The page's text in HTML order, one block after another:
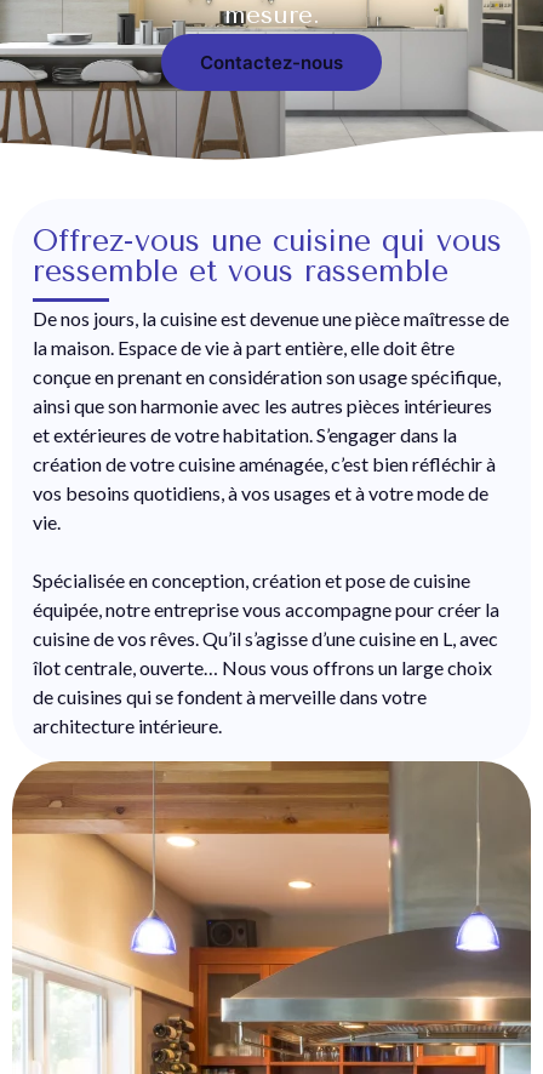
mesure.
Contactez-nous
Offrez-vous une cuisine qui vous
ressemble et vous rassemble
De nos jours, la cuisine est devenue une pièce maîtresse de
la maison. Espace de vie à part entière, elle doit être
conçue en prenant en considération son usage spécifique,
ainsi que son harmonie avec les autres pièces intérieures
et extérieures de votre habitation. S’engager dans la
création de votre cuisine aménagée, c’est bien réfléchir à
vos besoins quotidiens, à vos usages et à votre mode de
vie.
Spécialisée en conception, création et pose de cuisine
équipée, notre entreprise vous accompagne pour créer la
cuisine de vos rêves. Qu’il s’agisse d’une cuisine en L, avec
îlot centrale, ouverte… Nous vous offrons un large choix
de cuisines qui se fondent à merveille dans votre
architecture intérieure.